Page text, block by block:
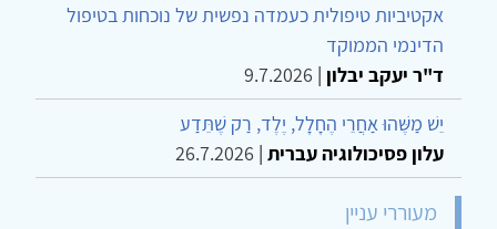
אקטיביות טיפולית כעמדה נפשית של נוכחות בטיפול
הדינמי הממוקד
ד"ר יעקב יבלון |
9.7.2026
יֵשׁ מַשֶּׁהוּ אַחֲרֵי הֶחָלָל, יֶלֶד, רַק שֶׁתֵּדַע
עלון פסיכולוגיה עברית |
26.7.2026
מעוררי עניין